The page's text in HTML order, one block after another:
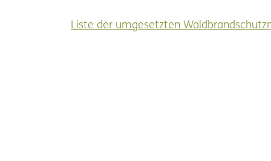
Liste der umgesetzten